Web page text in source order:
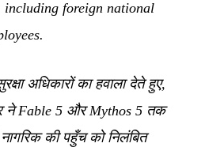
including foreign national
अधिकारों का हवाला देते हुए,
ने Fable 5 और Mythos 5 तक
नागरिक की पहुँच को निलंबित